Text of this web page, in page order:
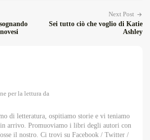
Next Post
Sei tutto ciò che voglio di Katie
Ashley
per la lettura da
di letteratura, ospitiamo storie e vi teniamo
arrivo. Promuoviamo i libri degli autori con
il nostro. Ci trovi su Facebook / Twitter /